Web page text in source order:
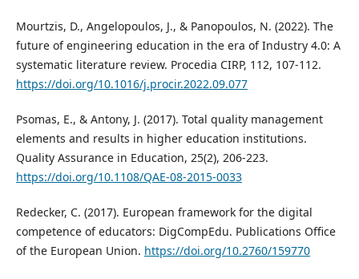
Mourtzis, D., Angelopoulos, J., & Panopoulos, N. (2022). The
future of engineering education in the era of Industry 4.0: A
systematic literature review. Procedia CIRP, 112, 107-112.
https://doi.org/10.1016/j.procir.2022.09.077
Psomas, E., & Antony, J. (2017). Total quality management
elements and results in higher education institutions.
Quality Assurance in Education, 25(2), 206-223.
https://doi.org/10.1108/QAE-08-2015-0033
Redecker, C. (2017). European framework for the digital
competence of educators: DigCompEdu. Publications Office
of the European Union. https://doi.org/10.2760/159770